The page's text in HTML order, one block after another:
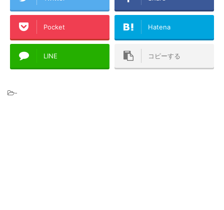
Pocket Hatena
LINE コピーする
-